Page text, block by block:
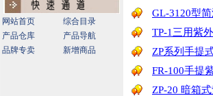
网站首页
综合目录
产品仓库
产品导航
品牌专卖
新增商品
GL-3120型
TP-1三用紫
ZP系列手提
FR-100手提
ZP-20 暗箱